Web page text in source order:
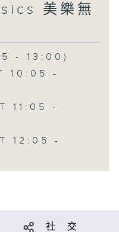
美樂無
- 13:00)
10:05 -
11:05 -
12:05 -
社 交